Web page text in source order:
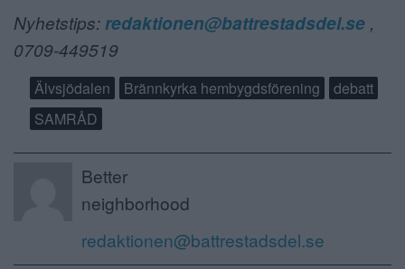
Nyhetstips:redaktionen@battrestadsdel.se ,
0709-449519
Älvsjödalen Brännkyrka hembygdsförening
debatt
SAMRÅD
Better
neighborhood
redaktionen@battrestadsdel.se